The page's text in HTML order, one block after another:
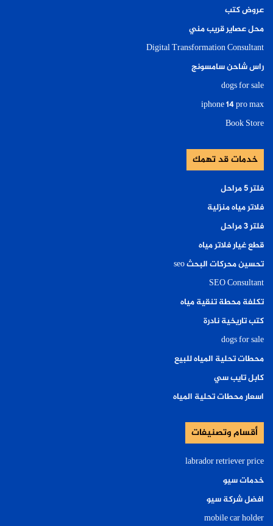
عروض كتب
محل عصاير قريب مني
Digital Transformation Consultant
راس شاحن سامسونج
dogs for sale
iphone 14 pro max
Book Store
خدمات قد تهمك
فلتر ٥ مراحل
فلاتر مياه منزلية
فلتر ٣ مراحل
قطع غيار فلاتر مياه
تحسين محركات البحث seo
SEO Consultant
تكلفة محطة تنقية مياه
كتب تاريخية نادرة
dogs for sale
محطات تحلية المياه للبيع
كابل تايب سي
اسعار محطات تحلية المياه
أقسام وتصنيفات
labrador retriever price
خدمات سيو
افضل شركة سيو
mobile car holder